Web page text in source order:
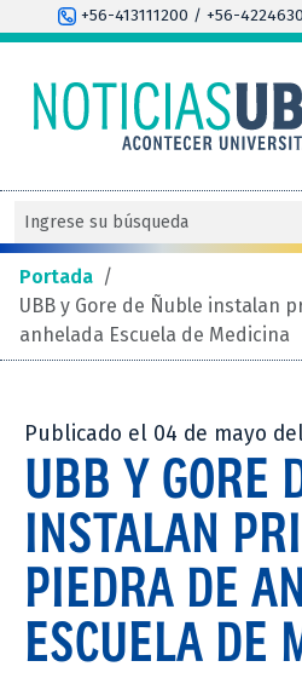
+56-413111200 / +56-
Portada /
UBB y Gore de Ñuble instalan
anhelada Escuela de Medicina
Publicado el 04 de mayo
UBB Y GORE
INSTALAN
PIEDRA DE
ESCUELA DE